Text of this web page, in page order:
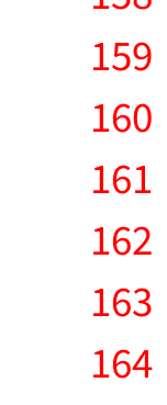
159
160
161
162
163
164